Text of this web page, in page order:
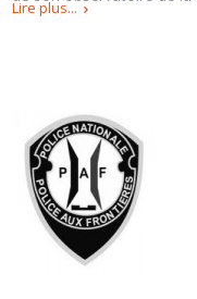
Lire plus...